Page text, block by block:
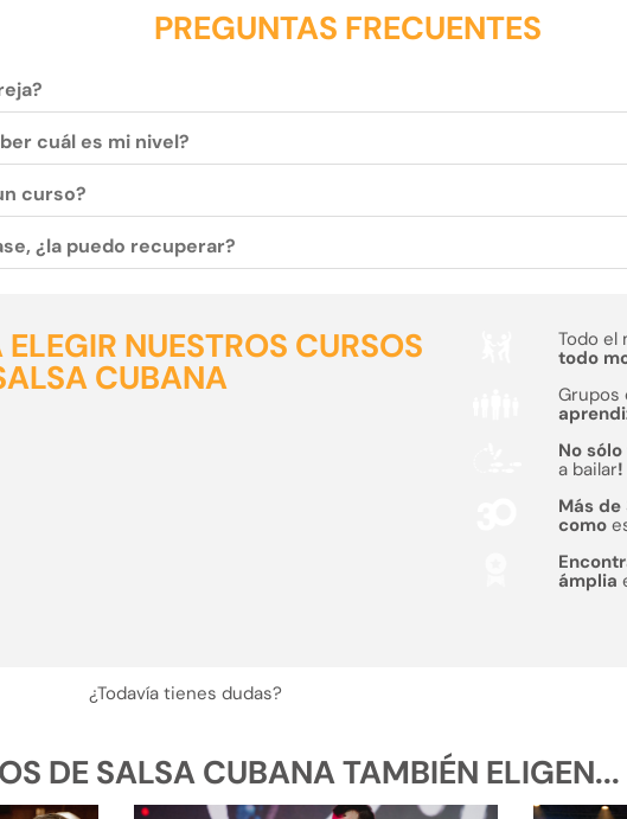
PREGUNTAS FRECUENTES
cuál es mi nivel?
curso?
¿la puedo recuperar?
NUESTROS CURSOS
CUBANA
Todo el
todo
Grupos
No
a bailar!
Más de
como
ámplia
¿Todavía tienes dudas?
DE SALSA CUBANA TAMBIÉN ELIGEN...